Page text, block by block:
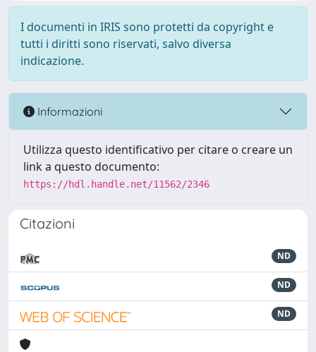
I documenti in IRIS sono protetti da copyright e
tutti i diritti sono riservati, salvo diversa
indicazione.
Informazioni
Utilizza questo identificativo per citare o creare un
link a questo documento:
https://hdl.handle.net/11562/2346
Citazioni
ND
ND
ND